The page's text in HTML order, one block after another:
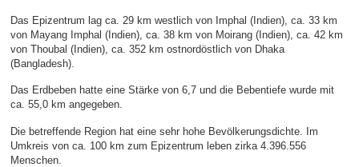
Das Epizentrum lag ca. 29 km westlich von Imphal (Indien), ca. 33 km
von Mayang Imphal (Indien), ca. 38 km von Moirang (Indien), ca. 42 km
von Thoubal (Indien), ca. 352 km ostnordöstlich von Dhaka
(Bangladesh).
Das Erdbeben hatte eine Stärke von 6,7 und die Bebentiefe wurde mit
ca. 55,0 km angegeben.
Die betreffende Region hat eine sehr hohe Bevölkerungsdichte. Im
Umkreis von ca. 100 km zum Epizentrum leben zirka 4.396.556
Menschen.